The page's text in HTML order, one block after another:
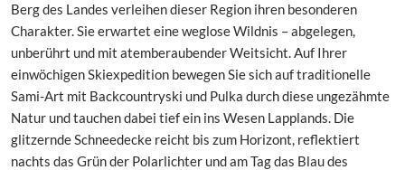
Berg des Landes verleihen dieser Region ihren besonderen
Charakter. Sie erwartet eine weglose Wildnis – abgelegen,
unberührt und mit atemberaubender Weitsicht. Auf Ihrer
einwöchigen Skiexpedition bewegen Sie sich auf traditionelle
Sami-Art mit Backcountryski und Pulka durch diese ungezähmte
Natur und tauchen dabei tief ein ins Wesen Lapplands. Die
glitzernde Schneedecke reicht bis zum Horizont, reflektiert
nachts das Grün der Polarlichter und am Tag das Blau des